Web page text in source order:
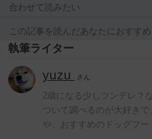
合わせて読みたい
この記事を読んだあなたにおすすめ
執筆ライター
yuzu さん
2歳になる少しツンデレ？
ついて調べるのが大好き
や、おすすめのドッグフ